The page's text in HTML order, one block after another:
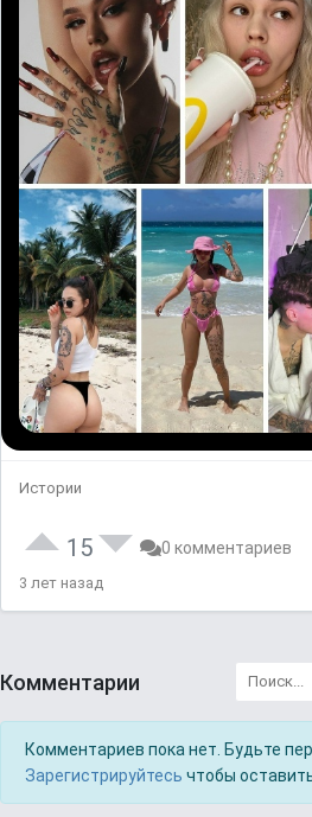
Истории
15 0 комментариев
3 лет назад
Комментарии
Комментариев пока нет. Будьте
Зарегистрируйтесь чтобы